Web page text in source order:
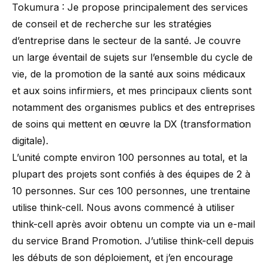
Tokumura : Je propose principalement des services
de conseil et de recherche sur les stratégies
d’entreprise dans le secteur de la santé. Je couvre
un large éventail de sujets sur l’ensemble du cycle de
vie, de la promotion de la santé aux soins médicaux
et aux soins infirmiers, et mes principaux clients sont
notamment des organismes publics et des entreprises
de soins qui mettent en œuvre la DX (transformation
digitale).
L’unité compte environ 100 personnes au total, et la
plupart des projets sont confiés à des équipes de 2 à
10 personnes. Sur ces 100 personnes, une trentaine
utilise think-cell. Nous avons commencé à utiliser
think-cell après avoir obtenu un compte via un e-mail
du service Brand Promotion. J’utilise think-cell depuis
les débuts de son déploiement, et j’en encourage